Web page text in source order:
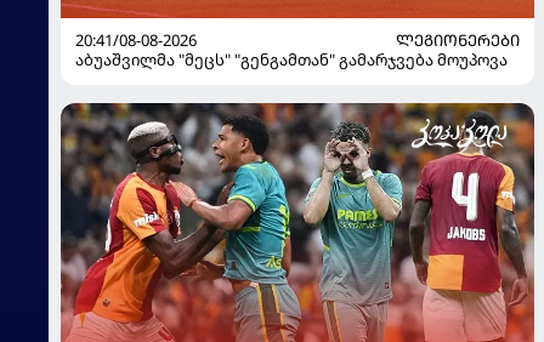
20:41/08-08-2026
ᲚᲔᲒᲘᲝᲜᲔᲠᲔᲑᲘ
აბუაშვილმა "მეცს" "გენგამთან" გამარჯვება მოუპოვა